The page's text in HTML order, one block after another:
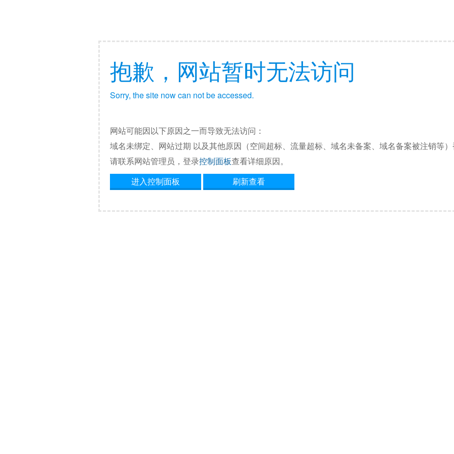
抱歉，网站暂时无法访问
Sorry, the site now can not be accessed.
网站可能因以下原因之一而导致无法访问：
域名未绑定、网站过期 以及其他原因（空间超标、流量超标、域名未备案、域名备案被注销等）
请联系网站管理员，登录控制面板查看详细原因。
进入控制面板
刷新查看